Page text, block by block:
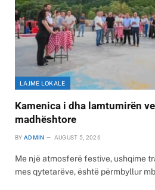
LAJME LOKALE
Kamenica i dha lamtumirën
madhështore
BY ADMIN AUGUST 5, 2026
Me një atmosferë festive, ushqime
mes qytetarëve, është përmbyllur